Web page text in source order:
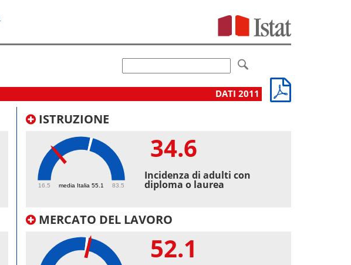
DATI 2011
ISTRUZIONE
media Italia 55.1
16.5 83.5
34.6
Incidenza di adulti con
diploma o laurea
MERCATO DEL LAVORO
52.1